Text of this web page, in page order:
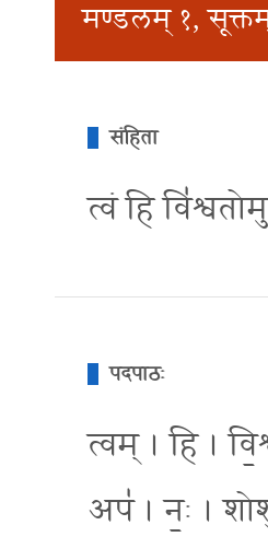
मण्डलम् १,
संहिता
त्वं हि
पदपाठः
त्वम् । हि ।
अप॑ । नः॒ ।